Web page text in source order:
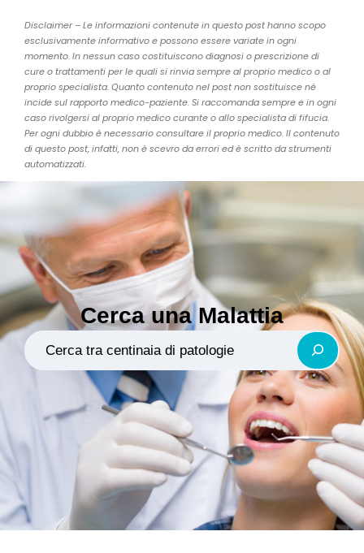
Disclaimer – Le informazioni contenute in questo post hanno scopo
esclusivamente informativo e possono essere variate in ogni
momento. In nessun caso costituiscono diagnosi o prescrizione di
cure o trattamenti per le quali si rinvia sempre al proprio medico o al
proprio specialista. Quanto contenuto nel post non sostituisce né
incide sul rapporto medico-paziente. Si raccomanda sempre e in ogni
caso rivolgersi al proprio medico curante o allo specialista di fifucia.
Per ogni dubbio è necessario consultare il proprio medico. Il contenuto
di questo post, infatti, non è scevro da errori ed è scritto da strumenti
automatizzati.
Cerca una Malattia
Search